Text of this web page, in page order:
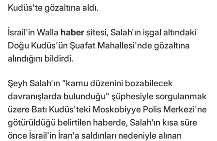
Kudüs'te gözaltına aldı.
İsrail'in Walla habersitesi, Salah'ın işgal altındaki
Doğu Kudüs'ün Şuafat Mahallesi'nde gözaltına
alındığını bildirdi.
Şeyh Salah'ın "kamu düzenini bozabilecek
davranışlarda bulunduğu" şüphesiyle sorgulanmak
üzere Batı Kudüs'teki Moskobiyye Polis Merkezi'ne
götürüldüğü belirtilen haberde, Salah'ın kısa süre
önce İsrail'in İran'a saldırıları nedeniyle alınan